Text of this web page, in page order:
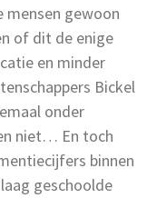
gewoon
of dit de enige
en minder
Bickel
onder
niet… En toch
binnen
geschoolde